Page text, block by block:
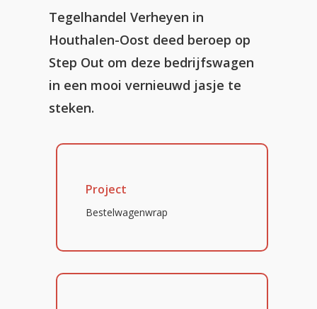
Tegelhandel Verheyen in
Houthalen-Oost deed beroep op
Step Out om deze bedrijfswagen
in een mooi vernieuwd jasje te
steken.
Project
Bestelwagenwrap